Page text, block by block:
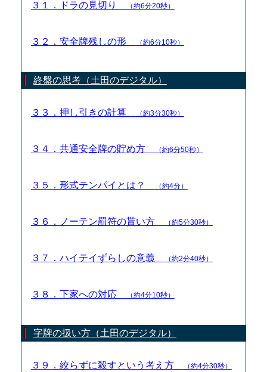
３１．ドラの見切り （約6分20秒）
３２．安全牌残しの形 （約6分10秒）
終盤の思考（土田のデジタル）
３３．押し引きの計算 （約3分30秒）
３４．共通安全牌の貯め方 （約6分50秒）
３５．形式テンパイとは？ （約4分）
３６．ノーテン罰符の貰い方 （約5分30秒）
３７．ハイテイずらしの意義 （約2分40秒）
３８．下家への対応 （約4分10秒）
字牌の扱い方（土田のデジタル）
３９．絞らずに殺すという考え方 （約4分30秒）